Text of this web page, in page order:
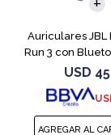
Auriculares JBL
Run 3 con
USD